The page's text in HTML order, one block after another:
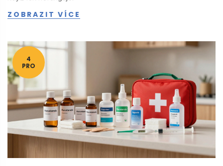
ZOBRAZIT VÍCE
4
PRO